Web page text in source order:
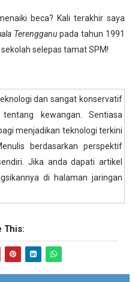
beca? Kali terakhir saya
Terengganupada tahun 1991
selepas tamat SPM!
dan sangat konservatif
kewangan. Sentiasa
menjadikan teknologi terkini
berdasarkan perspektif
Jika anda dapati artikel
di halaman jaringan
This: